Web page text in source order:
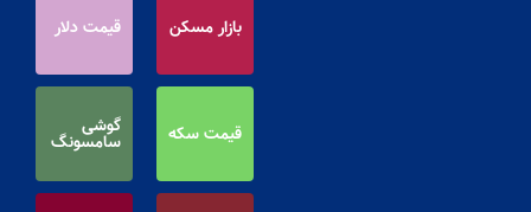
بازار مسکن قیمت دلار
قیمت سکه گوشی
سامسونگ